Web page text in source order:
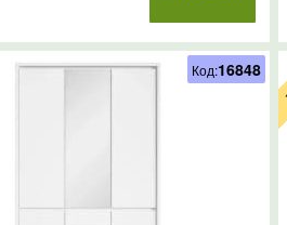
Код:16848